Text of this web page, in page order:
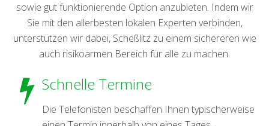
sowie gut funktionierende Option anzubieten. Indem wir
Sie mit den allerbesten lokalen Experten verbinden,
unterstützen wir dabei, Scheßlitz zu einem sichereren wie
auch risikoarmen Bereich für alle zu machen.
Schnelle Termine
Die Telefonisten beschaffen Ihnen typischerweise